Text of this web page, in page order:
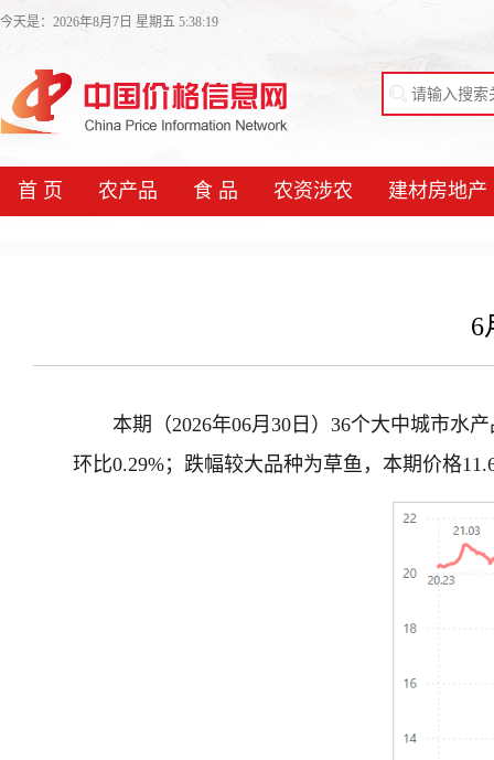
今天是：2026年8月7日 星期五 5:38:20
首 页 农产品 食 品 农资涉农 建材房地产
6
本期（2026年06月30日）36个大中城市水
环比0.29%；跌幅较大品种为草鱼，本期价格